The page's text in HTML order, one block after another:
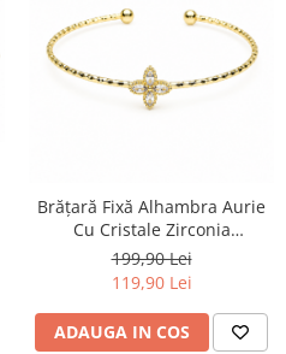
Brățară Fixă Alhambra Aurie
Cu Cristale Zirconia
Enchantress
199,90 Lei
119,90 Lei
ADAUGA IN COS